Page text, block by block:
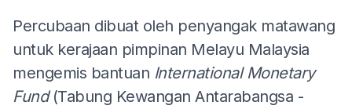
Percubaan dibuat oleh penyangak matawang
untuk kerajaan pimpinan Melayu Malaysia
mengemis bantuan International Monetary
Fund(Tabung Kewangan Antarabangsa -